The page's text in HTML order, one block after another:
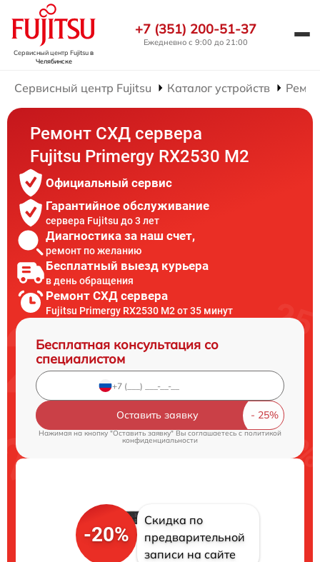
Сервисный центр Fujitsuв
Челябинске
+7 (351) 200-51-37
Ежедневно с 9:00 до 21:00
Сервисный центр Fujitsu Каталог устройств
Ремонт СХД сервера
Fujitsu Primergy RX2530 M2
Официальный сервис
Гарантийное обслуживание
сервера Fujitsu до 3 лет
Диагностика за наш счет,
ремонт по желанию
Бесплатный выезд курьера
в день обращения
Ремонт СХД сервера
Fujitsu Primergy RX2530 M2 от 35 минут
Бесплатная консультация со
специалистом
Оставить заявку
Нажимая на кнопку "Оставить заявку" Вы соглашаетесь cполитикой
конфиденциальности
-20%
Скидка по
предварительной
записи на сайте